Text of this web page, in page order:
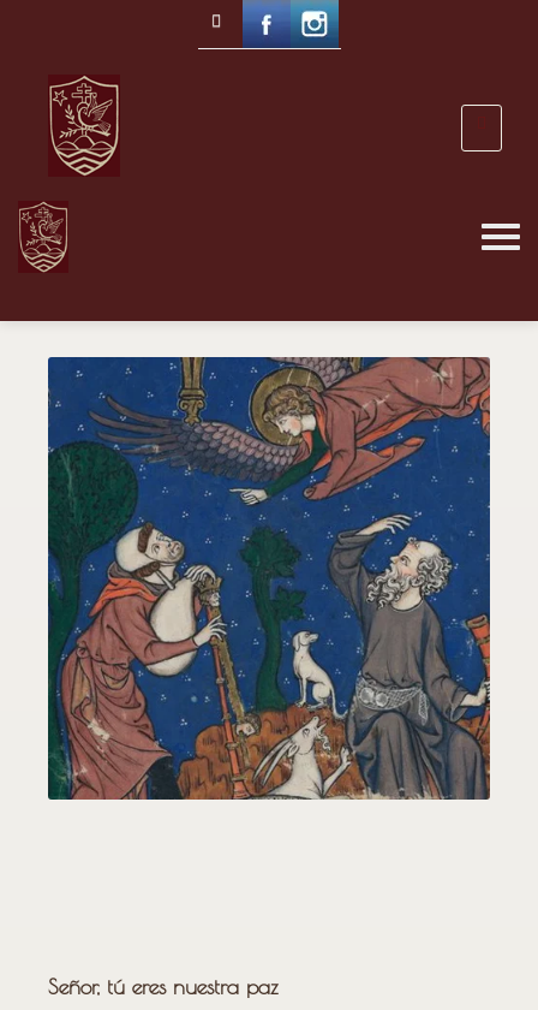
Señor, tú eres nuestra paz